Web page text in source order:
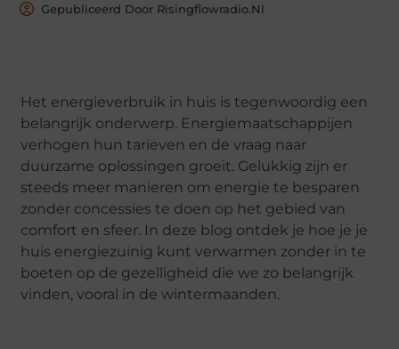
Gepubliceerd Door Risingflowradio.nl
Het energieverbruik in huis is tegenwoordig een
belangrijk onderwerp. Energiemaatschappijen
verhogen hun tarieven en de vraag naar
duurzame oplossingen groeit. Gelukkig zijn er
steeds meer manieren om energie te besparen
zonder concessies te doen op het gebied van
comfort en sfeer. In deze blog ontdek je hoe je je
huis energiezuinig kunt verwarmen zonder in te
boeten op de gezelligheid die we zo belangrijk
vinden, vooral in de wintermaanden.